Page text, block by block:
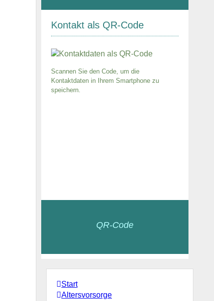
Kontakt als QR-Code
Scannen Sie den Code, um die
Kontaktdaten in Ihrem Smartphone zu
speichern.
QR-Code
Start
Altersvorsorge